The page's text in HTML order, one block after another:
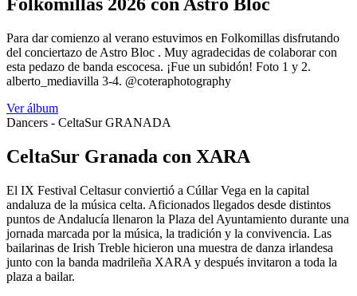
Folkomillas 2026 con Astro Bloc
Para dar comienzo al verano estuvimos en Folkomillas disfrutando
del conciertazo de Astro Bloc . Muy agradecidas de colaborar con
esta pedazo de banda escocesa. ¡Fue un subidón! Foto 1 y 2.
alberto_mediavilla 3-4. @coteraphotography
Ver álbum
Dancers - CeltaSur GRANADA
CeltaSur Granada con XARA
El IX Festival Celtasur conviertió a Cúllar Vega en la capital
andaluza de la música celta. Aficionados llegados desde distintos
puntos de Andalucía llenaron la Plaza del Ayuntamiento durante una
jornada marcada por la música, la tradición y la convivencia. Las
bailarinas de Irish Treble hicieron una muestra de danza irlandesa
junto con la banda madrileña XARA y después invitaron a toda la
plaza a bailar.